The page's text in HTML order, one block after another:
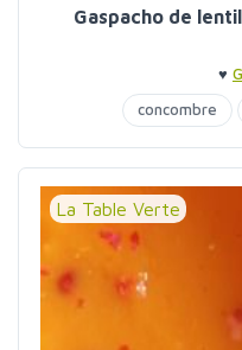
Gaspacho de
♥
concombre
La Table Verte